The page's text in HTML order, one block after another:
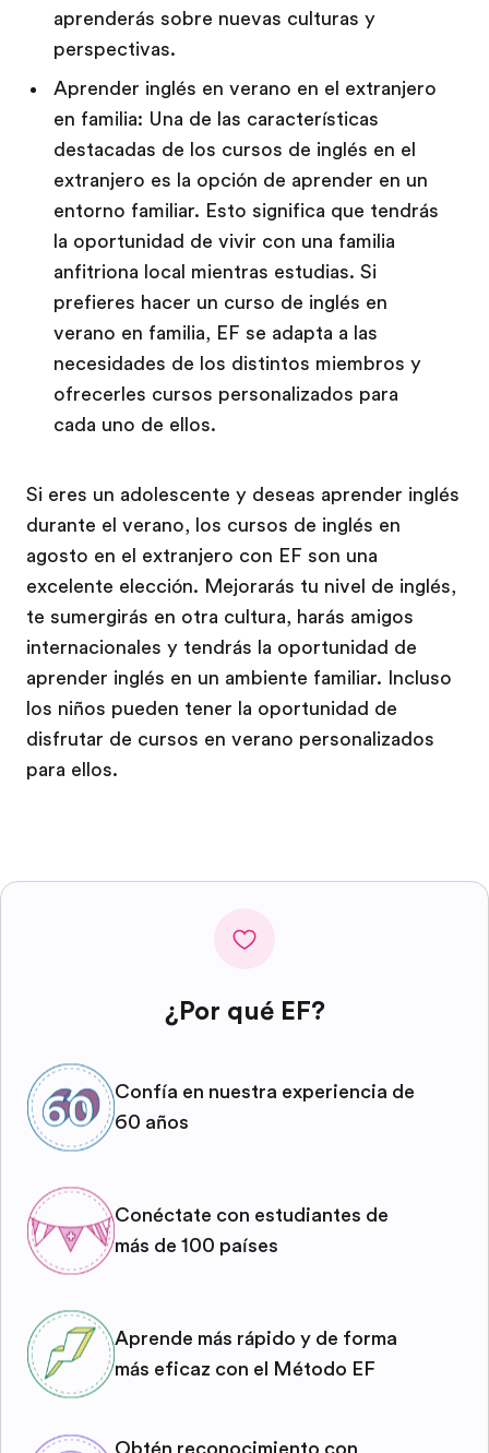
aprenderás sobre nuevas culturas y
perspectivas.
Aprender inglés en verano en el extranjero
en familia: Una de las características
destacadas de los cursos de inglés en el
extranjero es la opción de aprender en un
entorno familiar. Esto significa que tendrás
la oportunidad de vivir con una familia
anfitriona local mientras estudias. Si
prefieres hacer un curso de inglés en
verano en familia, EF se adapta a las
necesidades de los distintos miembros y
ofrecerles cursos personalizados para
cada uno de ellos.
Si eres un adolescente y deseas aprender inglés
durante el verano, los cursos de inglés en
agosto en el extranjero con EF son una
excelente elección. Mejorarás tu nivel de inglés,
te sumergirás en otra cultura, harás amigos
internacionales y tendrás la oportunidad de
aprender inglés en un ambiente familiar. Incluso
los niños pueden tener la oportunidad de
disfrutar de cursos en verano personalizados
para ellos.
¿Por qué EF?
Confía en nuestra experiencia de
60 años
Conéctate con estudiantes de
más de 100 países
Aprende más rápido y de forma
más eficaz con el Método EF
Obtén reconocimiento con